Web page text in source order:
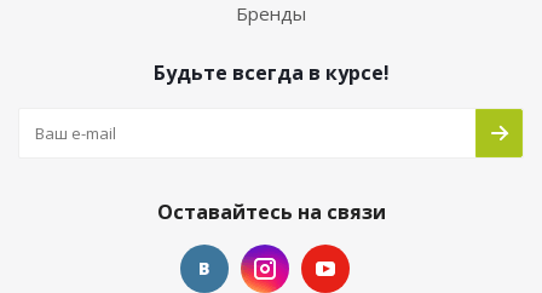
Бренды
Будьте всегда в курсе!
Оставайтесь на связи